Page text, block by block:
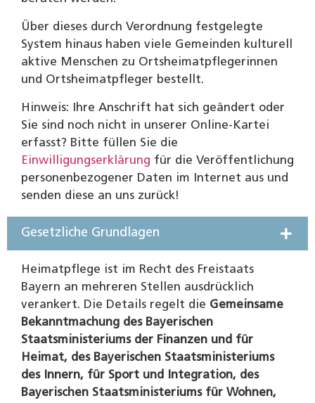
Über dieses durch Verordnung festgelegte
System hinaus haben viele Gemeinden kulturell
aktive Menschen zu Ortsheimatpflegerinnen
und Ortsheimatpfleger bestellt.
Hinweis: Ihre Anschrift hat sich geändert oder
Sie sind noch nicht in unserer Online-Kartei
erfasst? Bitte füllen Sie die
Einwilligungserklärung für die Veröffentlichung
personenbezogener Daten im Internet aus und
senden diese an uns zurück!
Gesetzliche Grundlagen
Heimatpflege ist im Recht des Freistaats
Bayern an mehreren Stellen ausdrücklich
verankert. Die Details regelt die Gemeinsame
Bekanntmachung des Bayerischen
Staatsministeriums der Finanzen und für
Heimat, des Bayerischen Staatsministeriums
des Innern, für Sport und Integration, des
Bayerischen Staatsministeriums für Wohnen,